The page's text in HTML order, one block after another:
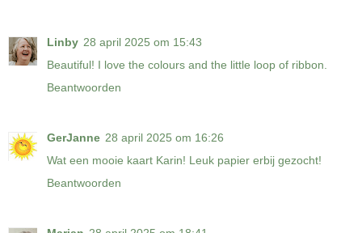
Linby 28 april 2025 om 15:43
Beautiful! I love the colours and the little loop of ribbon.
Beantwoorden
GerJanne 28 april 2025 om 16:26
Wat een mooie kaart Karin! Leuk papier erbij gezocht!
Beantwoorden